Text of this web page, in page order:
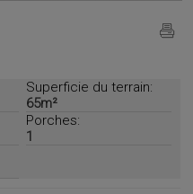
Superficie du terrain:
65m²
Porches:
1